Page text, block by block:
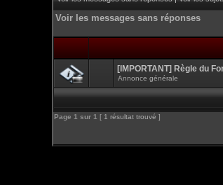
Voir les messages sans réponses
[IMPORTANT] Règle du
Annonce générale
Page 1 sur 1 [ 1 résultat trouvé ]